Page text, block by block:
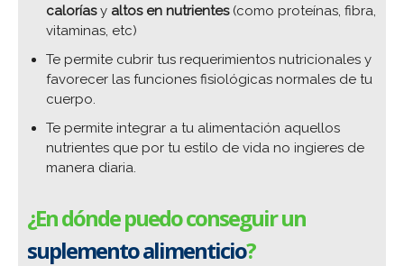
caloríasy altos en nutrientes(como proteínas, fibra,
vitaminas, etc)
Te permite cubrir tus requerimientos nutricionales y
favorecer las funciones fisiológicas normales de tu
cuerpo.
Te permite integrar a tu alimentación aquellos
nutrientes que por tu estilo de vida no ingieres de
manera diaria.
¿En dónde puedo conseguir un
suplemento alimenticio?